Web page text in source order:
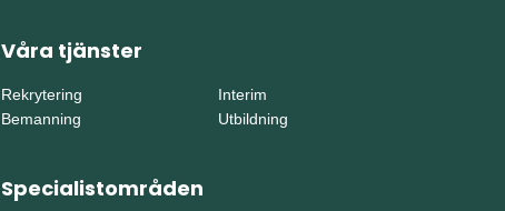
Våra tjänster
Rekrytering
Bemanning
Interim
Utbildning
Specialistområden